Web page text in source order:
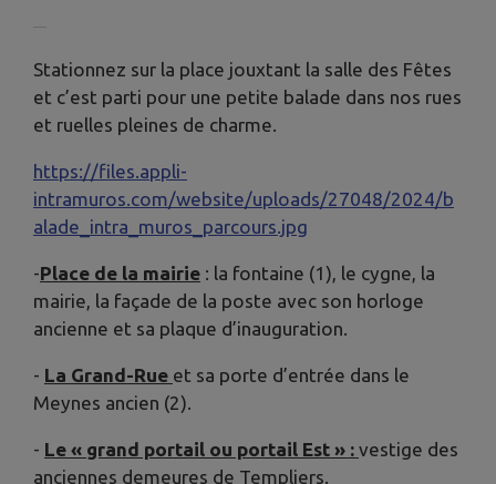
Stationnez sur la place jouxtant la salle des Fêtes
et c’est parti pour une petite balade dans nos rues
et ruelles pleines de charme.
https://files.appli-
intramuros.com/website/uploads/27048/2024/b
alade_intra_muros_parcours.jpg
-Place de la mairie : la fontaine (1), le cygne, la
mairie, la façade de la poste avec son horloge
ancienne et sa plaque d’inauguration.
- La Grand-Rue et sa porte d’entrée dans le
Meynes ancien (2).
- Le « grand portail ou portail Est » : vestige des
anciennes demeures de Templiers.